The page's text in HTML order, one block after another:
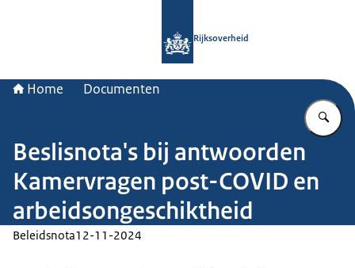
Rijksoverheid
Home Documenten
Beslisnota's bij antwoorden
Kamervragen post-COVID en
arbeidsongeschiktheid
Beleidsnota12-11-2024